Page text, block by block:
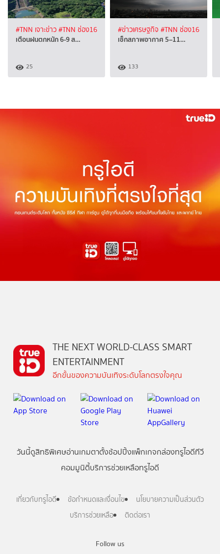
#TNN เจาะข่าว#TNN ช่อง16
เตือนฝนตกหนัก 6-9 ส…
25
#ข่าวเศรษฐกิจ #TNN ช่อง16
เช็กสภาพอากาศ 5–11…
133
Follow us
THE NEXT WORLD-CLASS SMART
ENTERTAINMENT
อีกขั้นของความบันเทิงระดับโลกตรงใจคุณ
วันนี้ดูสิทธิพิเศษอ่านเกมตาตั้งช้อปปิ้งแพ็กเกจกล่องทรูไอดีทีวี
คอมมูนิตี้บริการช่วยเหลือทรูไอดี
เกี่ยวกับทรูไอดี ข้อกำหนดและเงื่อนไข
นโยบายความเป็นส่วนตัว
บริการช่วยเหลือ
ติดต่อเรา